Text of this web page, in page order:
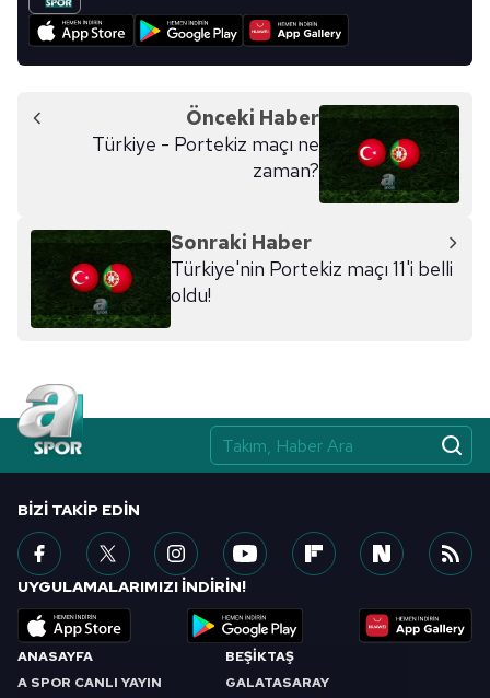
Önceki Haber
Türkiye - Portekiz maçı ne
zaman?
Sonraki Haber
Türkiye'nin Portekiz maçı 11'i belli
oldu!
ANASAYFA
A SPOR CANLI YAYIN
BEŞİKTAŞ
GALATASARAY
BIZI TAKIP EDIN
UYGULAMALARIMIZI İNDİRİN!